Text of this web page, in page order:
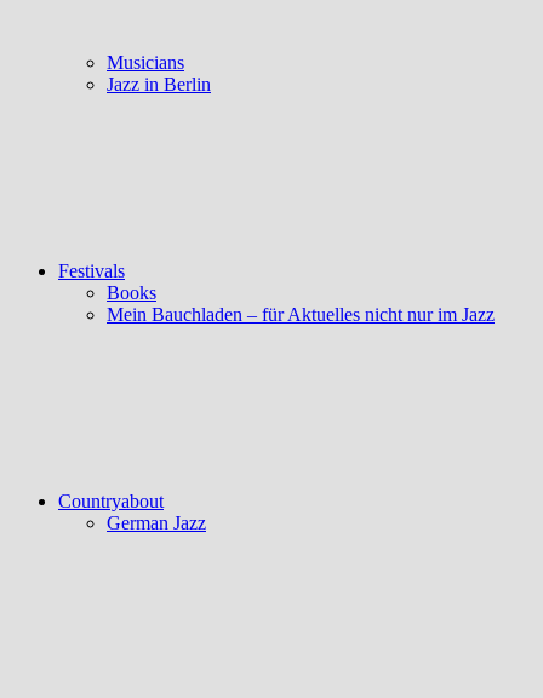
Musicians
Jazz in Berlin
Festivals
Books
Mein Bauchladen – für Aktuelles nicht nur im Jazz
Countryabout
German Jazz